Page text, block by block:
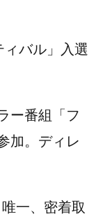
バル」入選
ー番組「フ
加。ディレ
一、密着取